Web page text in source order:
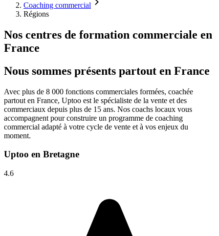
Coaching commercial
Régions
Nos centres de formation commerciale en
France
Nous sommes présents partout en France
Avec plus de 8 000 fonctions commerciales formées, coachée
partout en France, Uptoo est le spécialiste de la vente et des
commerciaux depuis plus de 15 ans. Nos coachs locaux vous
accompagnent pour construire un programme de coaching
commercial adapté à votre cycle de vente et à vos enjeux du
moment.
Uptoo en Bretagne
4.6